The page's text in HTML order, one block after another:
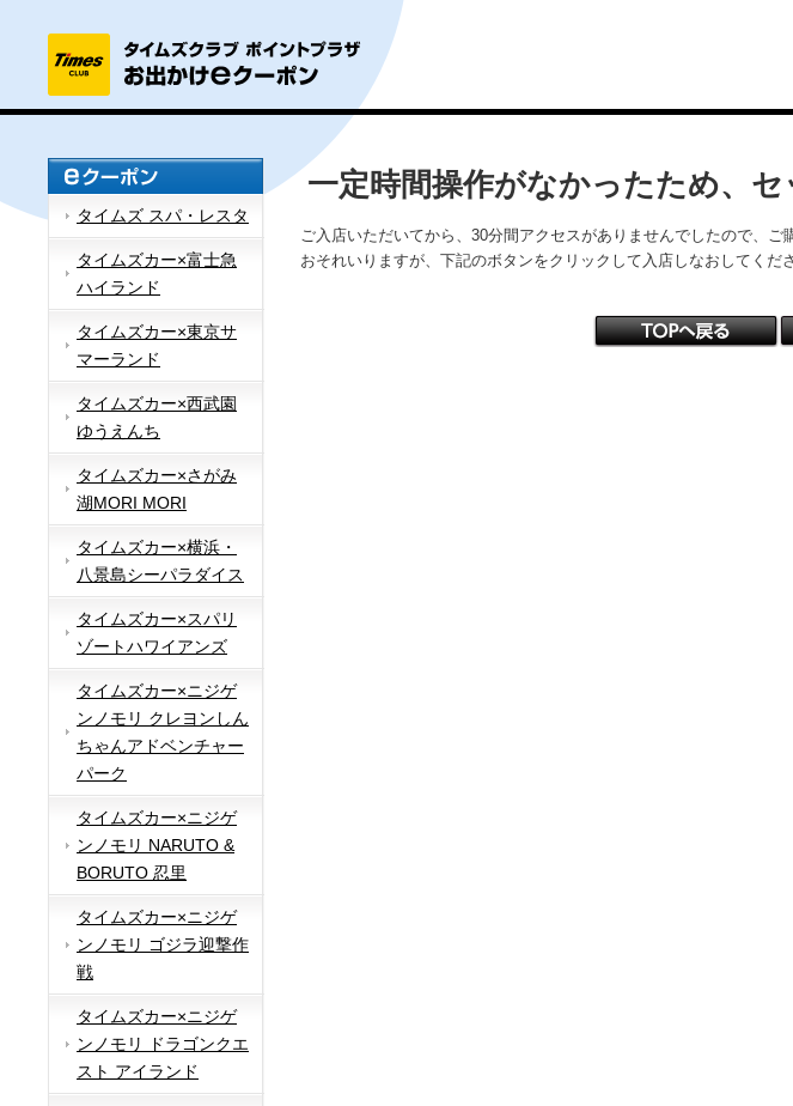
タイムズ スパ・レスタ
タイムズカー×富士急
ハイランド
タイムズカー×東京サ
マーランド
タイムズカー×西武園
ゆうえんち
タイムズカー×さがみ
湖MORI MORI
タイムズカー×横浜・
八景島シーパラダイス
タイムズカー×スパリ
ゾートハワイアンズ
タイムズカー×ニジゲ
ンノモリ クレヨンしん
ちゃんアドベンチャー
パーク
タイムズカー×ニジゲ
ンノモリ NARUTO &
BORUTO 忍里
タイムズカー×ニジゲ
ンノモリ ゴジラ迎撃作
戦
タイムズカー×ニジゲ
ンノモリ ドラゴンクエ
スト アイランド
一定時間操作がなかったため、
ご入店いただいてから、30分間アクセスがありませんでしたので、ご
おそれいりますが、下記のボタンをクリックして入店しなおしてくださ